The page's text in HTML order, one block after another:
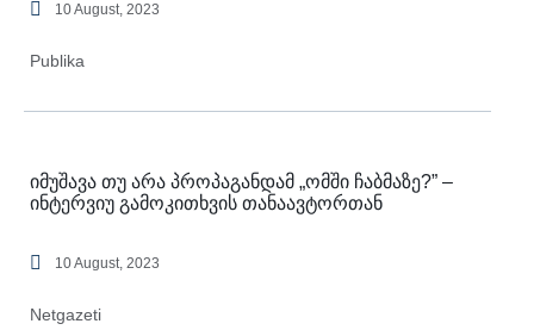
10 August, 2023
Publika
იმუშავა თუ არა პროპაგანდამ „ომში ჩაბმაზე?” –
ინტერვიუ გამოკითხვის თანაავტორთან
10 August, 2023
Netgazeti